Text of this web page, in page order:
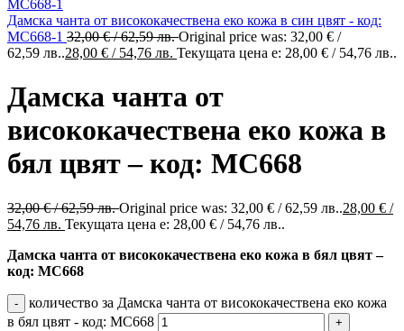
Дамска чанта от висококачествена еко кожа в син цвят - код:
MC668-1 32,00€/ 62,59 лв.Original price was: 32,00 € /
62,59 лв..28,00 € / 54,76 лв. Текущата цена е: 28,00 € / 54,76 лв..
Дамска чанта от
висококачествена еко кожа в
бял цвят – код: MC668
32,00€/ 62,59 лв.Original price was: 32,00 € / 62,59 лв..28,00 € /
54,76 лв. Текущата цена е: 28,00 € / 54,76 лв..
Дамска чанта от висококачествена еко кожа в бял цвят –
код: MC668
количество за Дамска чанта от висококачествена еко кожа
в бял цвят - код: MC668